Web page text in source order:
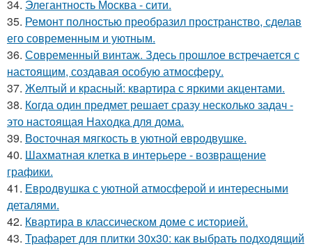
34. Элегантность Москва - сити.
35. Ремонт полностью преобразил пространство, сделав
его современным и уютным.
36. Современный винтаж. Здесь прошлое встречается с
настоящим, создавая особую атмосферу.
37. Желтый и красный: квартира с яркими акцентами.
38. Когда один предмет решает сразу несколько задач -
это настоящая Находка для дома.
39. Восточная мягкость в уютной евродвушке.
40. Шахматная клетка в интерьере - возвращение
графики.
41. Евродвушка с уютной атмосферой и интересными
деталями.
42. Квартира в классическом доме с историей.
43. Трафарет для плитки 30х30: как выбрать подходящий